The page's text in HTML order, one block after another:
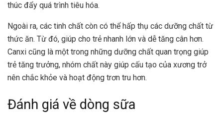
thúc đẩy quá trình tiêu hóa.
Ngoài ra, các tinh chất còn có thể hấp thụ các dưỡng chất từ
thức ăn. Từ đó, giúp cho trẻ nhanh lớn và dễ tăng cân hơn.
Canxi cũng là một trong những dưỡng chất quan trọng giúp
trẻ tăng trưởng, nhóm chất này giúp cấu tạo của xương trở
nên chắc khỏe và hoạt động trơn tru hơn.
Đánh giá về dòng sữa